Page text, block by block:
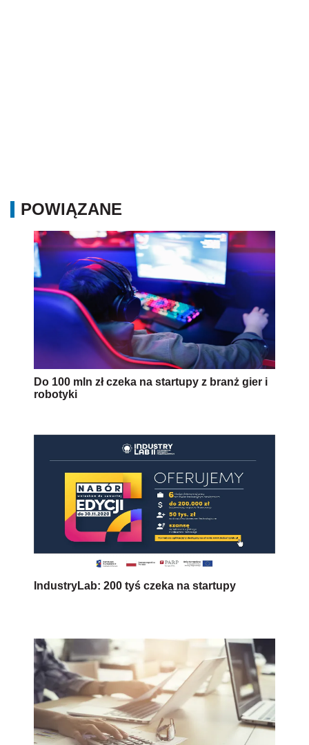
POWIĄZANE
Do 100 mln zł czeka na startupy z branż gier i
robotyki
IndustryLab: 200 tyś czeka na startupy